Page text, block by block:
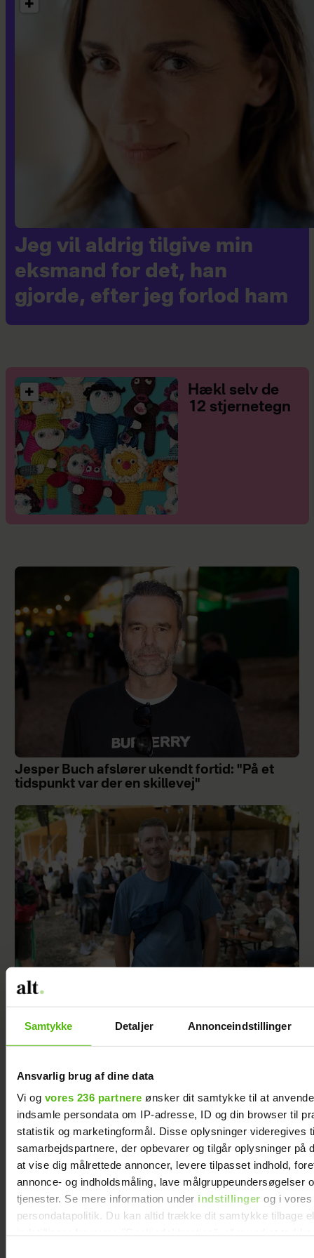
Samtykke Detaljer Annonceindstillinger
Ansvarlig brug af dine data
Vi og vores 236 partnere ønsker dit samtykke til at
indsamle persondata om IP-adresse, ID og din browser til
statistik og marketingformål. Disse oplysninger videregives
samarbejdspartnere, der opbevarer og tilgår oplysninger på
at vise dig målrettede annoncer, levere tilpasset indhold,
annonce- og indholdsmåling, lave målgruppeundersøgelser
tjenester. Se mere information under indstillinger og i vores
persondatapolitik. Du kan altid trække dit samtykke tilbage
Jeg vil aldrig tilgive min
eksmand for det, han
gjorde, efter jeg forlod ham
Hækl selv de
12 stjernetegn
Jesper Buch afslører ukendt fortid: "På et
tidspunkt var der en skillevej"
Steen Langeberg på kærestedate: Gør det
første gang med konen